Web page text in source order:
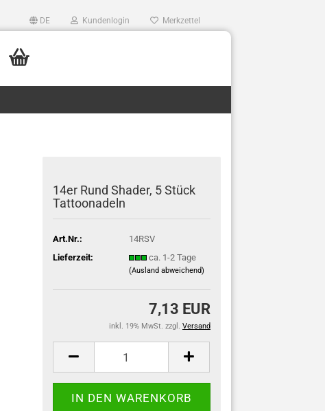
DE Kundenlogin Merkzettel
14er Rund Shader, 5 Stück
Tattoonadeln
Art.Nr.:
14RSV
Lieferzeit:
ca. 1-2 Tage
(Ausland abweichend)
7,13 EUR
inkl. 19% MwSt. zzgl. Versand